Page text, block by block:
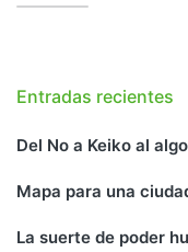
Entradas recientes
Del No a Keiko al
Mapa para una
La suerte de poder